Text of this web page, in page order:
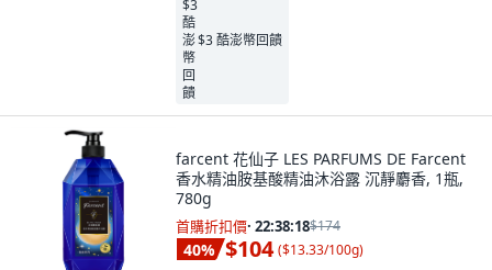
$3 酷澎幣回饋
farcent 花仙子 LES PARFUMS DE Farcent
香水精油胺基酸精油沐浴露 沉靜麝香, 1瓶,
780g
首購折扣價· 22:38:16$174
40% $104 ($13.33/100g)